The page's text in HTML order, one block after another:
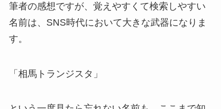
筆者の感想ですが、覚えやすくて検索しやすい
名前は、SNS時代において大きな武器になりま
す。
「相馬トランジスタ」